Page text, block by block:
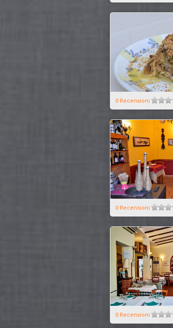
0 Recensioni
0 Recensioni
0 Recensioni